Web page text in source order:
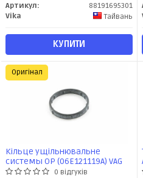
Артикул:
88191695301
Vika
Тайвань
КУПИТИ
Кільце ущільнювальне
системы ОР (06E121119A) VAG
0 відгуків
Оригінал